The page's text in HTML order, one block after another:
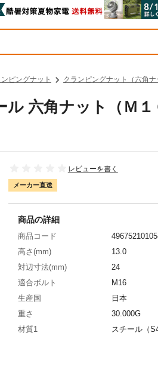
ピングナット クランピングナット（六角ナ
ル 六角ナット（Ｍ
レビューを書く
メーカー直送
商品の詳細
商品コード
高さ(mm)
13.0
対辺寸法(mm)
24
適合ボルト
M16
生産国
日本
重さ
30.000G
材質1
スチール（